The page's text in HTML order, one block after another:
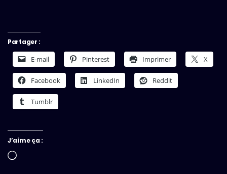
Partager :
E-mail Pinterest Imprimer X
Facebook LinkedIn Reddit
Tumblr
J’aime ça :
Chargement…